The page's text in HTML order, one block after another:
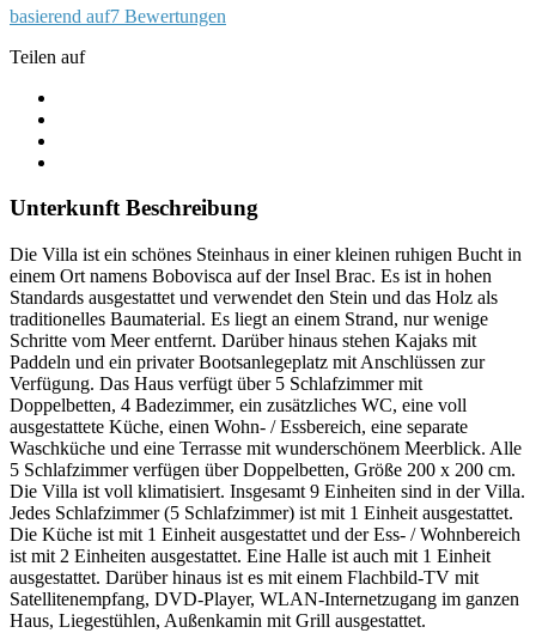
basierend auf7 Bewertungen
Teilen auf
Unterkunft Beschreibung
Die Villa ist ein schönes Steinhaus in einer kleinen ruhigen Bucht in
einem Ort namens Bobovisca auf der Insel Brac. Es ist in hohen
Standards ausgestattet und verwendet den Stein und das Holz als
traditionelles Baumaterial. Es liegt an einem Strand, nur wenige
Schritte vom Meer entfernt. Darüber hinaus stehen Kajaks mit
Paddeln und ein privater Bootsanlegeplatz mit Anschlüssen zur
Verfügung. Das Haus verfügt über 5 Schlafzimmer mit
Doppelbetten, 4 Badezimmer, ein zusätzliches WC, eine voll
ausgestattete Küche, einen Wohn- / Essbereich, eine separate
Waschküche und eine Terrasse mit wunderschönem Meerblick. Alle
5 Schlafzimmer verfügen über Doppelbetten, Größe 200 x 200 cm.
Die Villa ist voll klimatisiert. Insgesamt 9 Einheiten sind in der Villa.
Jedes Schlafzimmer (5 Schlafzimmer) ist mit 1 Einheit ausgestattet.
Die Küche ist mit 1 Einheit ausgestattet und der Ess- / Wohnbereich
ist mit 2 Einheiten ausgestattet. Eine Halle ist auch mit 1 Einheit
ausgestattet. Darüber hinaus ist es mit einem Flachbild-TV mit
Satellitenempfang, DVD-Player, WLAN-Internetzugang im ganzen
Haus, Liegestühlen, Außenkamin mit Grill ausgestattet.